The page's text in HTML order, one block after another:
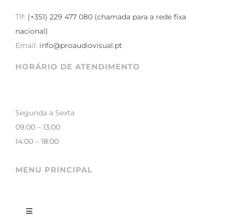
Tlf: (+351) 229 477 080 (chamada para a rede fixa
nacional)
Email: info@proaudiovisual.pt
HORÁRIO DE ATENDIMENTO
Segunda a Sexta
09:00 – 13:00
14:00 – 18:00
MENU PRINCIPAL
Toggle